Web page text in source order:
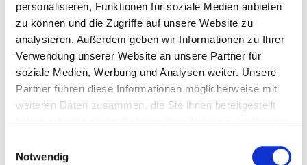
personalisieren, Funktionen für soziale Medien anbieten
zu können und die Zugriffe auf unsere Website zu
analysieren. Außerdem geben wir Informationen zu Ihrer
Verwendung unserer Website an unsere Partner für
soziale Medien, Werbung und Analysen weiter. Unsere
Partner führen diese Informationen möglicherweise mit
weiteren Daten zusammen, die Sie ihnen bereitgestellt
Notwendig
China Panda Silbermünze 1997 - 1/2 Unze in
Original-Folie
37,51€
verkaufen
Produkt aufrufen